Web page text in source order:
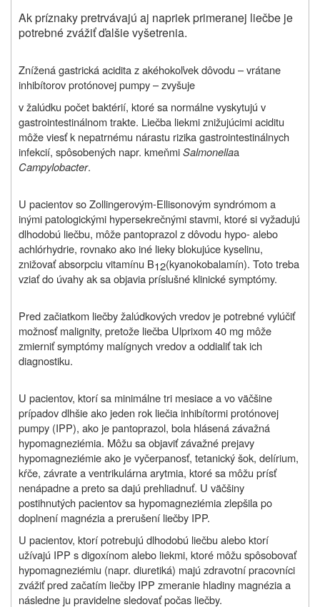
Ak príznaky pretrvávajú aj napriek primeranej liečbe je
potrebné zvážiť ďalšie vyšetrenia.
Znížená gastrická acidita z akéhokoľvek dôvodu – vrátane
inhibítorov protónovej pumpy – zvyšuje
v žalúdku počet baktérií, ktoré sa normálne vyskytujú v
gastrointestinálnom trakte. Liečba liekmi znižujúcimi aciditu
môže viesť k nepatrnému nárastu rizika gastrointestinálnych
infekcií, spôsobených napr. kmeňmiSalmonellaa
Campylobacter.
U pacientov so Zollingerovým-Ellisonovým syndrómom a
inými patologickými hypersekrečnými stavmi, ktoré si vyžadujú
dlhodobú liečbu, môže pantoprazol z dôvodu hypo- alebo
achlórhydrie, rovnako ako iné lieky blokujúce kyselinu,
znižovať absorpciu vitamínu B12(kyanokobalamín). Toto treba
vziať do úvahy ak sa objavia príslušné klinické symptómy.
Pred začiatkom liečby žalúdkových vredov je potrebné vylúčiť
možnosť malignity, pretože liečba Ulprixom 40 mg môže
zmierniť symptómy malígnych vredov a oddialiť tak ich
diagnostiku.
U pacientov, ktorí sa minimálne tri mesiace a vo väčšine
prípadov dlhšie ako jeden rok liečia inhibítormi protónovej
pumpy (IPP), ako je pantoprazol, bola hlásená závažná
hypomagneziémia. Môžu sa objaviť závažné prejavy
hypomagneziémie ako je vyčerpanosť, tetanický šok, delírium,
kŕče, závrate a ventrikulárna arytmia, ktoré sa môžu prísť
nenápadne a preto sa dajú prehliadnuť. U väčšiny
postihnutých pacientov sa hypomagneziémia zlepšila po
doplnení magnézia a prerušení liečby IPP.
U pacientov, ktorí potrebujú dlhodobú liečbu alebo ktorí
užívajú IPP s digoxínom alebo liekmi, ktoré môžu spôsobovať
hypomagneziémiu (napr. diuretiká) majú zdravotní pracovníci
zvážiť pred začatím liečby IPP zmeranie hladiny magnézia a
následne ju pravidelne sledovať počas liečby.